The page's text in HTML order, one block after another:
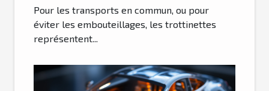
Pour les transports en commun, ou pour
éviter les embouteillages, les trottinettes
représentent...